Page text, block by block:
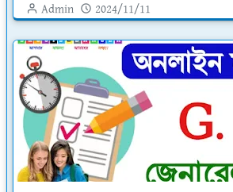
Admin 2024/11/11